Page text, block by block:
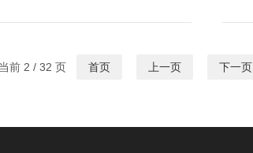
前 2 / 32 页 首页 上一页 下一页